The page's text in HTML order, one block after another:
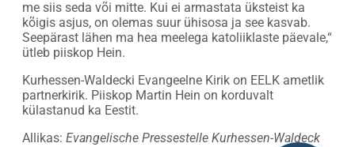
me siis seda või mitte. Kui ei armastata üksteist ka
kõigis asjus, on olemas suur ühisosa ja see kasvab.
Seepärast lähen ma hea meelega katoliiklaste päevale,“
ütleb piiskop Hein.
Kurhessen-Waldecki Evangeelne Kirik on EELK ametlik
partnerkirik. Piiskop Martin Hein on korduvalt
külastanud ka Eestit.
Allikas: Evangelische Pressestelle Kurhessen-Waldeck